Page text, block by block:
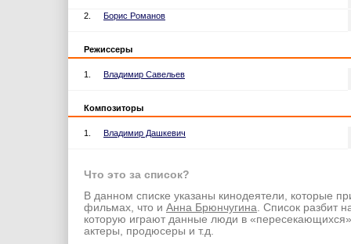
2. Борис Романов
Режиссеры
1. Владимир Савельев
Композиторы
1. Владимир Дашкевич
Что это за список?
В данном списке указаны кинодеятели, которые
фильмах, что и Анна Брюнчугина. Список разбит
которую играют данные люди в
актеры, продюсеры и т.д.